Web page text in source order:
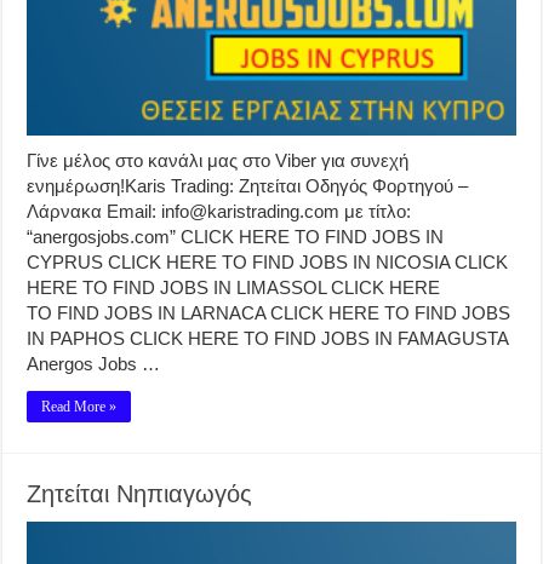
Γίνε μέλος στο κανάλι μας στο Viber για συνεχή
ενημέρωση!Karis Trading: Ζητείται Οδηγός Φορτηγού –
Λάρνακα Email: info@karistrading.com με τίτλο:
“anergosjobs.com” CLICK HERE TO FIND JOBS IN
CYPRUS CLICK HERE TO FIND JOBS IN NICOSIA CLICK
HERE TO FIND JOBS IN LIMASSOL CLICK HERE
TO FIND JOBS IN LARNACA CLICK HERE TO FIND JOBS
IN PAPHOS CLICK HERE TO FIND JOBS IN FAMAGUSTA
Anergos Jobs …
Read More »
Ζητείται Νηπιαγωγός